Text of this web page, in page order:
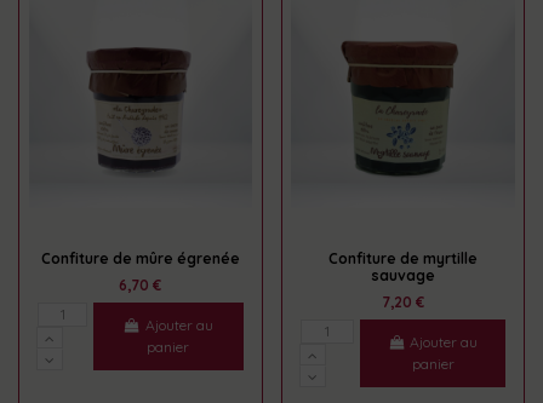
Confiture de mûre égrenée
6,70 €
Ajouter au
panier
Confiture de myrtille
sauvage
7,20 €
Ajouter au
panier